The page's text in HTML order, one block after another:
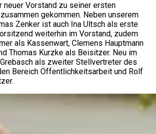
neuer Vorstand zu seiner ersten
gekommen. Neben unserem
Zenker ist auch Ina Ultsch als erste
weiterhin im Vorstand, zudem
als Kassenwart, Clemens Hauptmann
Thomas Kurzke als Beisitzer. Neu im
als zweiter Stellvertreter des
Bereich Öffentlichkeitsarbeit und Rolf